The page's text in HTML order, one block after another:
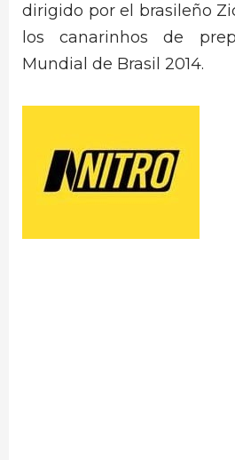
dirigido por el brasileño
los canarinhos de
Mundial de Brasil 2014.